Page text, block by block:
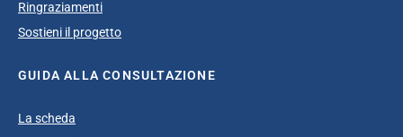
Ringraziamenti
Sostieni il progetto
GUIDA ALLA CONSULTAZIONE
La scheda